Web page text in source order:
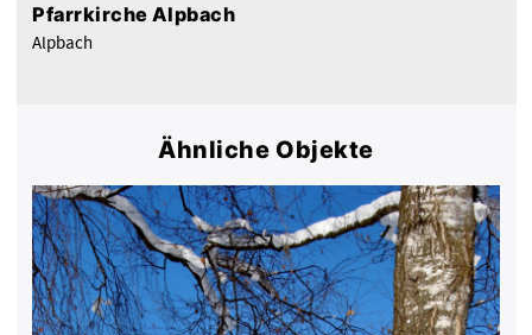
Pfarrkirche Alpbach
Alpbach
Ähnliche Objekte